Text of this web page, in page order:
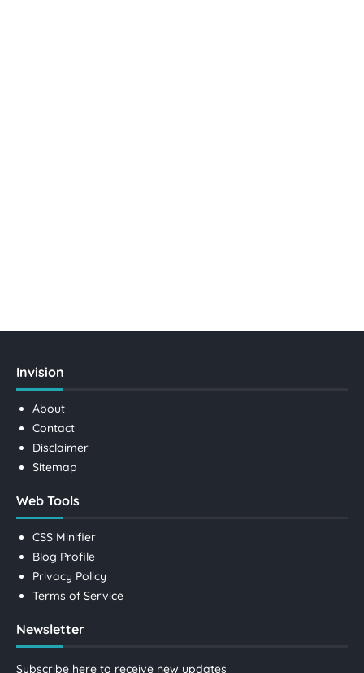
Invision
About
Contact
Disclaimer
Sitemap
Web Tools
CSS Minifier
Blog Profile
Privacy Policy
Terms of Service
Newsletter
Subscribe here to receive new updates